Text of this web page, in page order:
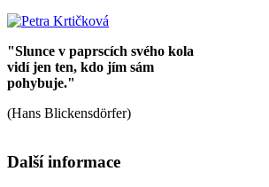
"Slunce v paprscích svého kola
vidí jen ten, kdo jím sám
pohybuje."
(Hans Blickensdörfer)
Další informace